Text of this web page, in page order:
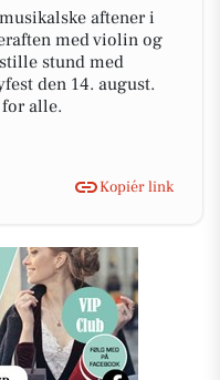
aftener i
med violin og
stund med
den 14. august.
for alle.
Kopiér link